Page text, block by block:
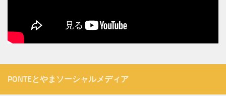
PONTEとやまソーシャルメディア